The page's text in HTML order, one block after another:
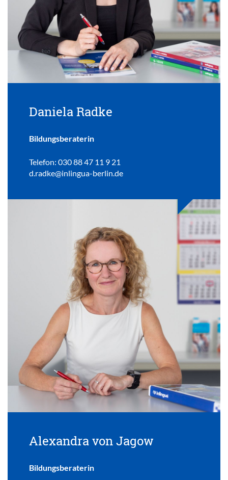
Daniela Radke
Bildungsberaterin
Telefon: 030 88 47 11 9 21
d.radke@inlingua-berlin.de
Alexandra von Jagow
Bildungsberaterin